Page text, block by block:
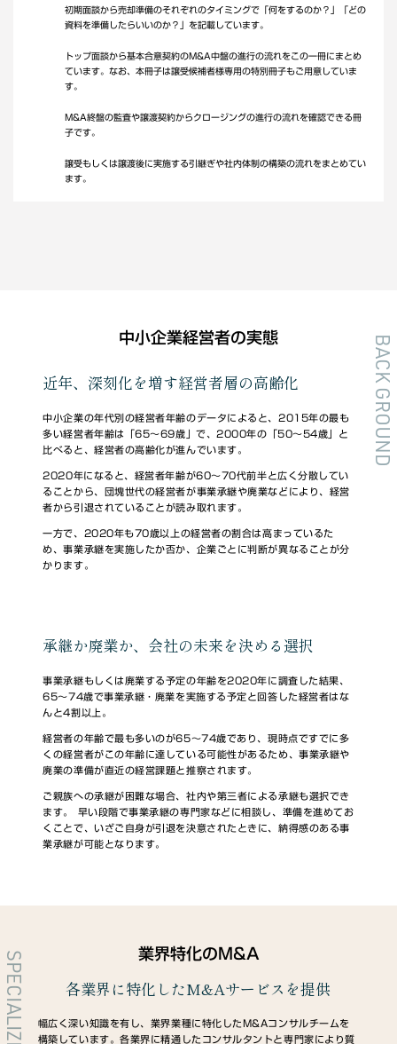
初期面談から売却準備のそれぞれのタイミングで「何をするのか？」「どの
資料を準備したらいいのか？」を記載しています。
トップ面談から基本合意契約のM&A中盤の進行の流れをこの一冊にまとめ
ています。なお、本冊子は譲受候補者様専用の特別冊子もご用意していま
す。
M&A終盤の監査や譲渡契約からクロージングの進行の流れを確認できる冊
子です。
譲受もしくは譲渡後に実施する引継ぎや社内体制の構築の流れをまとめてい
ます。
BACK GROUND
中小企業経営者の実態
近年、深刻化を増す経営者層の高齢化
中小企業の年代別の経営者年齢のデータによると、2015年の最も
多い経営者年齢は「65～69歳」で、2000年の「50～54歳」と
比べると、経営者の高齢化が進んでいます。
2020年になると、経営者年齢が60～70代前半と広く分散してい
ることから、団塊世代の経営者が事業承継や廃業などにより、経営
者から引退されていることが読み取れます。
一方で、2020年も70歳以上の経営者の割合は高まっているた
め、事業承継を実施したか否か、企業ごとに判断が異なることが分
かります。
承継か廃業か、会社の未来を決める選択
事業承継もしくは廃業する予定の年齢を2020年に調査した結果、
65～74歳で事業承継・廃業を実施する予定と回答した経営者はな
んと4割以上。
経営者の年齢で最も多いのが65～74歳であり、現時点ですでに多
くの経営者がこの年齢に達している可能性があるため、事業承継や
廃業の準備が直近の経営課題と推察されます。
ご親族への承継が困難な場合、社内や第三者による承継も選択でき
ます。 早い段階で事業承継の専門家などに相談し、準備を進めてお
くことで、いざご自身が引退を決意されたときに、納得感のある事
業承継が可能となります。
SPECIALIZED 業界特化のM&A
各業界に特化したM&Aサービスを提供
幅広く深い知識を有し、業界業種に特化したM&Aコンサルチームを
構築しています。各業界に精通したコンサルタントと専門家により質